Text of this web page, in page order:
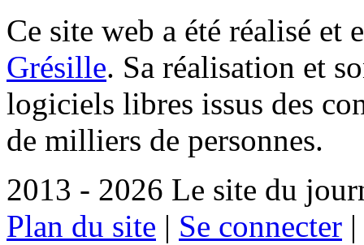
Ce site web a été réalisé et
Grésille. Sa réalisation et
logiciels libres issus des
de milliers de personnes.
2013 - 2026 Le site du
Plan du site | Se connecter |